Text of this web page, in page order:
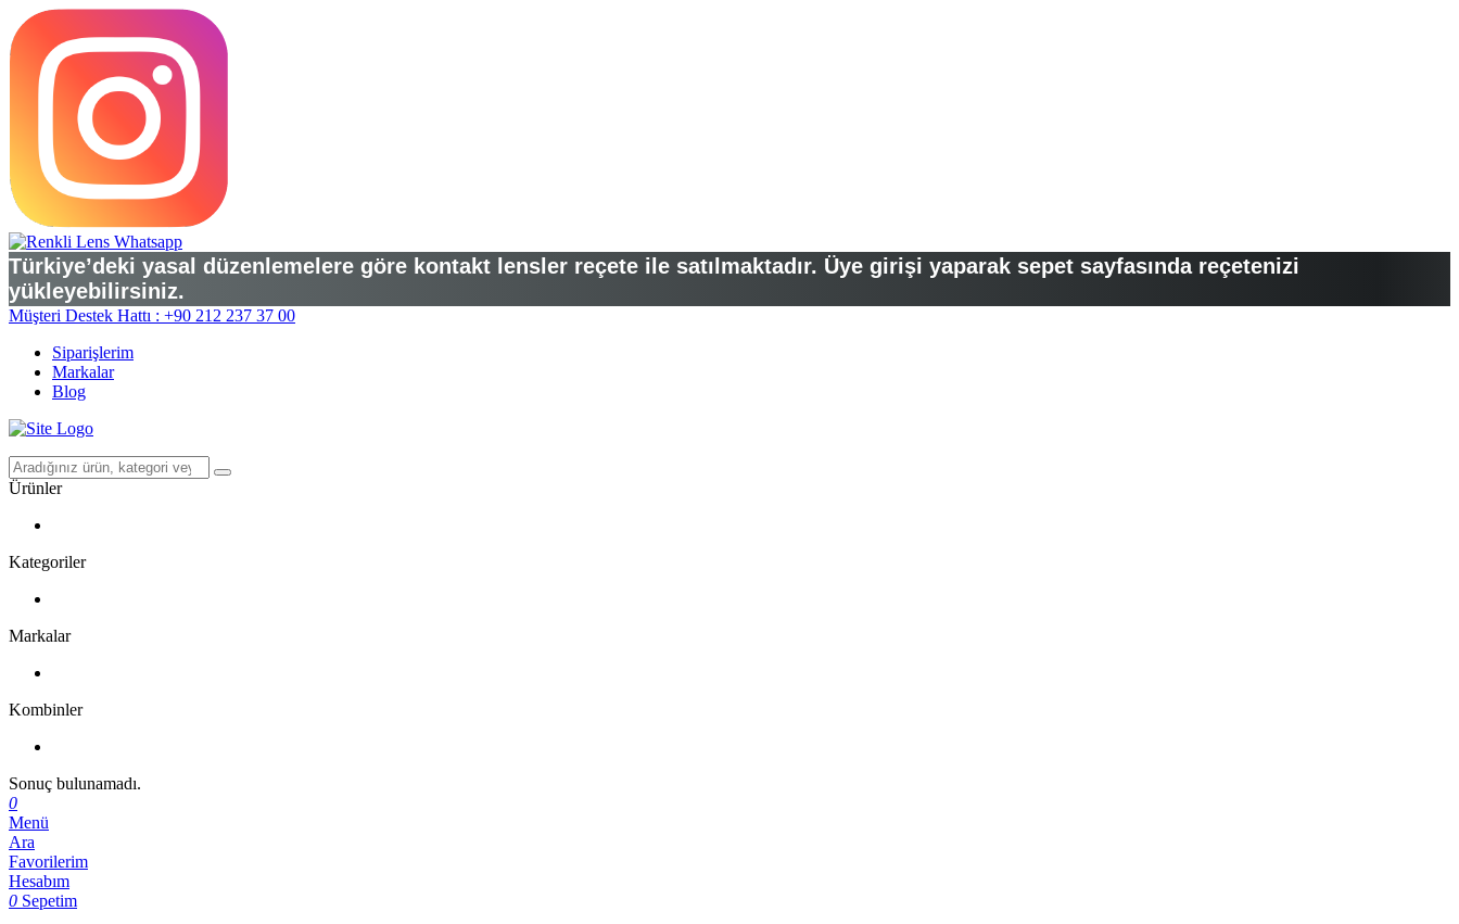
Türkiye’deki yasal düzenlemelere göre kontakt lensler reçete ile satılmaktadır. Üye girişi yaparak sepet sayfasında reçetenizi
yükleyebilirsiniz.
Müşteri Destek Hattı : +90 212 237 37 00
Siparişlerim
Markalar
Blog
Ürünler
Kategoriler
Markalar
Kombinler
Sonuç bulunamadı.
0
Menü
Ara
Favorilerim
Hesabım
0 Sepetim